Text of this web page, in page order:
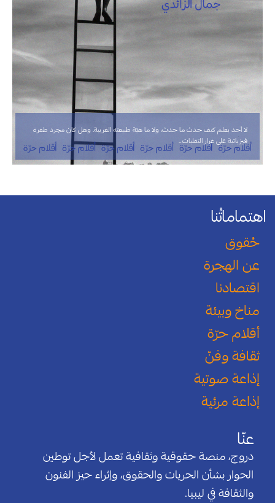
لا أحد يعلم كيف حدث ما حدث، ولا ما هيّة طبيعته الغريبة. وهل كان مجرد طفرة
فيزيائية على غرار التقلبات…
اهتماماتُنا
حُقوق
عن الهجرة
اقتصادنا
مناخ وبيئة
أقلام حرّة
ثقافة وفنّ
إذاعة صوتية
إذاعة مرئية
عنّا
دروج، منصة حقوقية وثقافية تعمل لأجل توطين
الحوار بشأن الحريات والحقوق، وإثراء حيز الفنون
والثقافة في ليبيا.